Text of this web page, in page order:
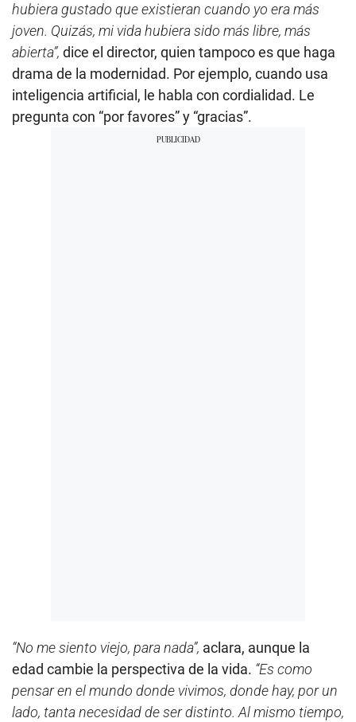
hubiera gustado que existieran cuando yo era más
joven. Quizás, mi vida hubiera sido más libre, más
abierta”, dice el director, quien tampoco es que haga
drama de la modernidad. Por ejemplo, cuando usa
inteligencia artificial, le habla con cordialidad. Le
pregunta con “por favores” y “gracias”.
“No me siento viejo, para nada”, aclara, aunque la
edad cambie la perspectiva de la vida. “Es como
pensar en el mundo donde vivimos, donde hay, por un
lado, tanta necesidad de ser distinto. Al mismo tiempo,